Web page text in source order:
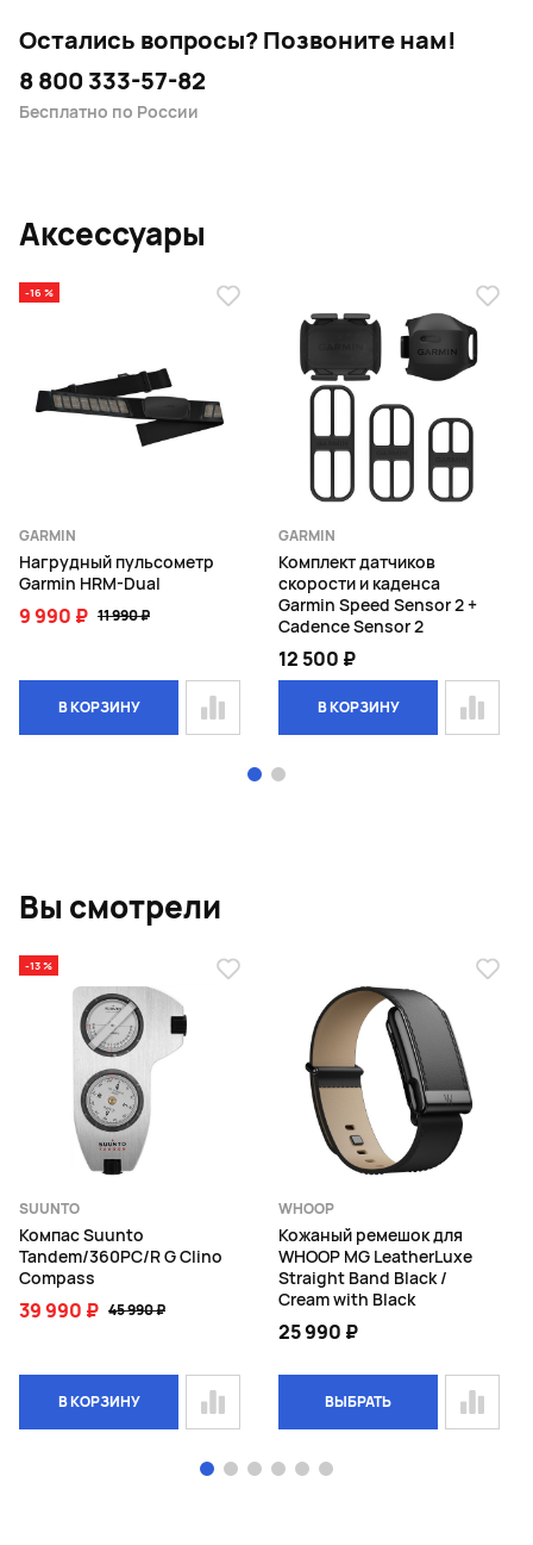
Остались вопросы?Позвоните нам!
8 800 333-57-82
Бесплатно по России
Аксессуары
-16 %
GARMIN
Нагрудный пульсометр
Garmin HRM-Dual
9 990 ₽ 11 990 ₽
В КОРЗИНУ
GARMIN
Комплект датчиков
скорости и каденса
Garmin Speed Sensor 2 +
Cadence Sensor 2
12 500 ₽
В КОРЗИНУ
Вы смотрели
-13 %
SUUNTO
Компас Suunto
Tandem/360PC/R G Clino
Compass
39 990 ₽ 45 990 ₽
В КОРЗИНУ
WHOOP
Кожаный ремешок для
WHOOP MG LeatherLuxe
Straight Band Black /
Cream with Black
25 990 ₽
ВЫБРАТЬ